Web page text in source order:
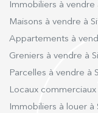
Immobiliers à vendre
Maisons à vendre à
Appartements à
Greniers à vendre à
Parcelles à vendre à
Locaux
Immobiliers à louer à